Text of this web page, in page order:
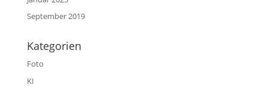
September 2019
Kategorien
Foto
KI